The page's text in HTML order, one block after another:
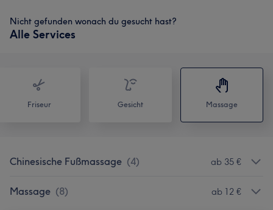
Nicht gefunden wonach du gesucht hast?
Alle Services
Friseur Gesicht Massage
Chinesische Fußmassage (4) ab 35 €
Massage (8) ab 12 €